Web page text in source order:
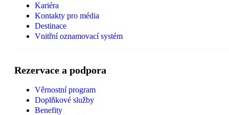
Kariéra
Kontakty pro média
Destinace
Vnitřní oznamovací systém
Rezervace a podpora
Věrnostní program
Doplňkové služby
Benefity